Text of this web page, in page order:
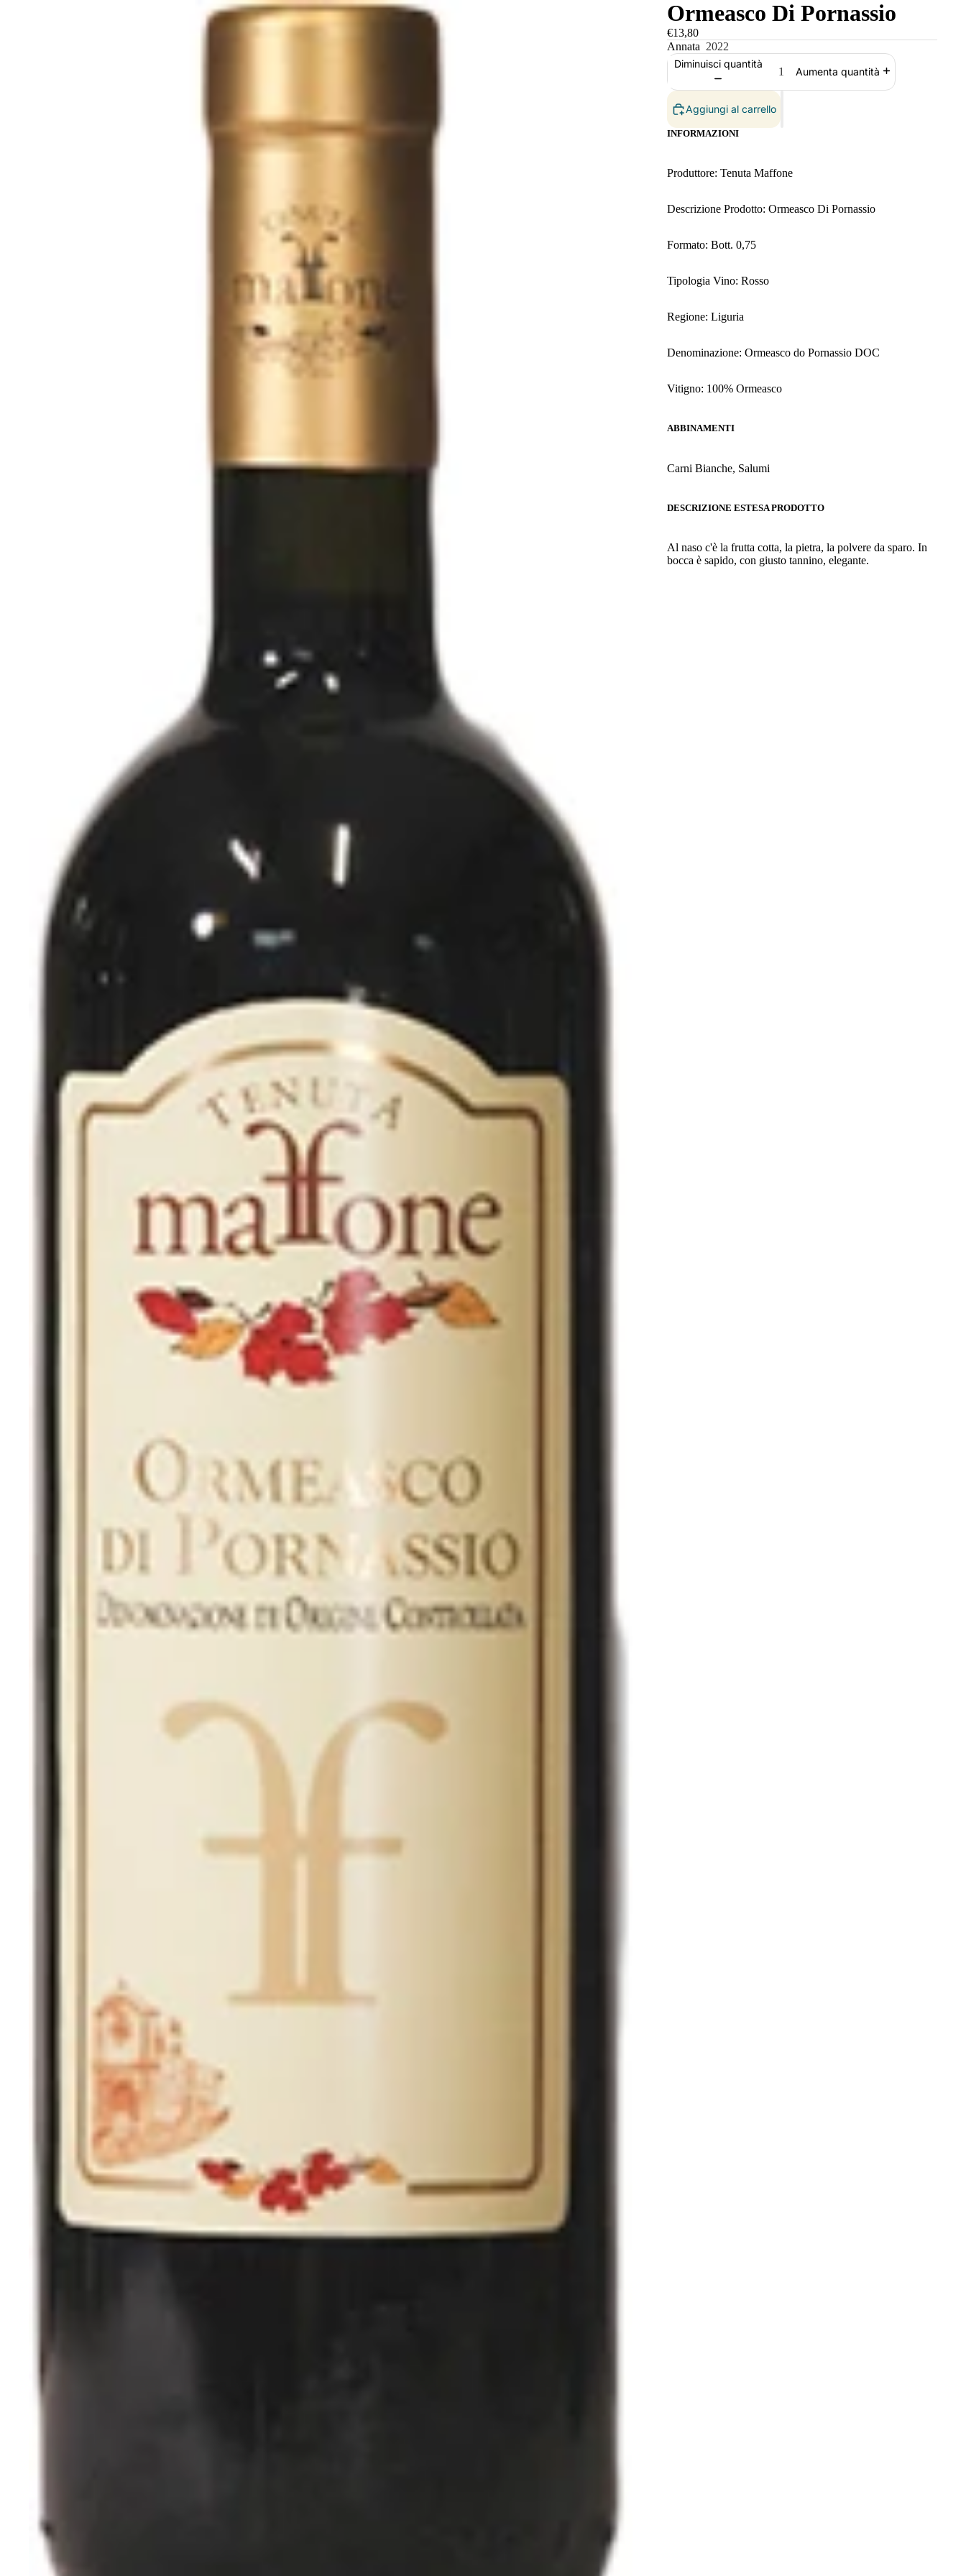
Ormeasco Di Pornassio
€13,80
Annata 2022
Diminuisci quantità
Aumenta quantità
Aggiungi al carrello
INFORMAZIONI
Produttore: Tenuta Maffone
Descrizione Prodotto: Ormeasco Di Pornassio
Formato: Bott. 0,75
Tipologia Vino: Rosso
Regione: Liguria
Denominazione: Ormeasco do Pornassio DOC
Vitigno: 100% Ormeasco
ABBINAMENTI
Carni Bianche, Salumi
DESCRIZIONE ESTESA PRODOTTO
Al naso c'è la frutta cotta, la pietra, la polvere da sparo. In
bocca è sapido, con giusto tannino, elegante.